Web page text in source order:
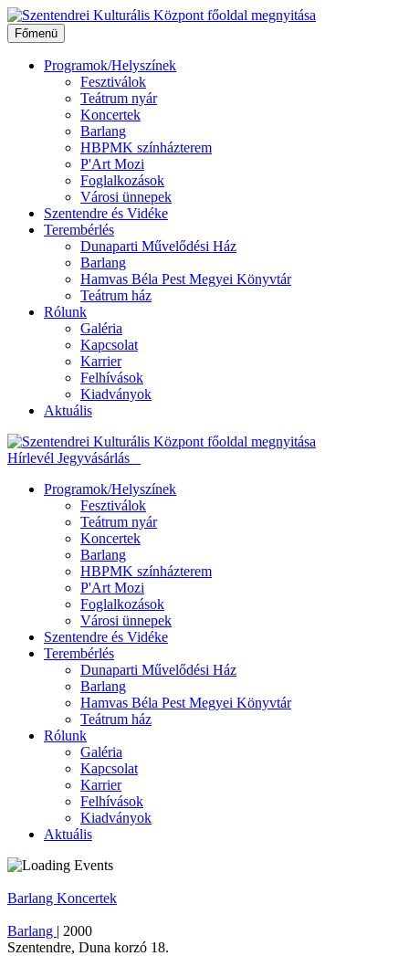
Ugrás
a
tartalomhoz
Főmenü
Programok/Helyszínek
Fesztiválok
Teátrum nyár
Koncertek
Barlang
HBPMK színházterem
P'Art Mozi
Foglalkozások
Városi ünnepek
Szentendre és Vidéke
Terembérlés
Dunaparti Művelődési Ház
Barlang
Hamvas Béla Pest Megyei Könyvtár
Teátrum ház
Rólunk
Galéria
Kapcsolat
Karrier
Felhívások
Kiadványok
Aktuális
Hírlevél Jegyvásárlás
Programok/Helyszínek
Fesztiválok
Teátrum nyár
Koncertek
Barlang
HBPMK színházterem
P'Art Mozi
Foglalkozások
Városi ünnepek
Szentendre és Vidéke
Terembérlés
Dunaparti Művelődési Ház
Barlang
Hamvas Béla Pest Megyei Könyvtár
Teátrum ház
Rólunk
Galéria
Kapcsolat
Karrier
Felhívások
Kiadványok
Aktuális
Barlang Koncertek
Barlang | 2000
Szentendre, Duna korzó 18.